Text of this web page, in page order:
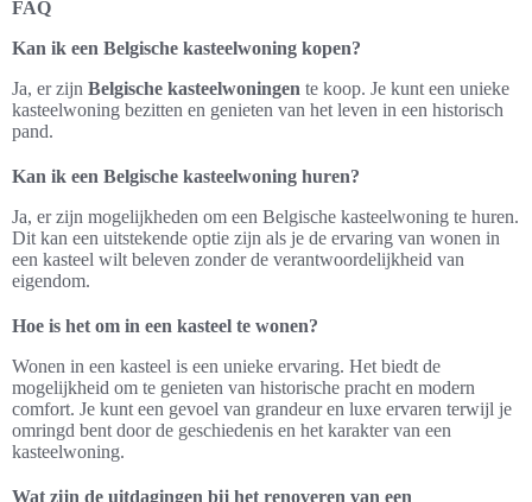
FAQ
Kan ik een Belgische kasteelwoning kopen?
Ja, er zijn Belgische kasteelwoningen te koop. Je kunt een unieke
kasteelwoning bezitten en genieten van het leven in een historisch
pand.
Kan ik een Belgische kasteelwoning huren?
Ja, er zijn mogelijkheden om een Belgische kasteelwoning te huren.
Dit kan een uitstekende optie zijn als je de ervaring van wonen in
een kasteel wilt beleven zonder de verantwoordelijkheid van
eigendom.
Hoe is het om in een kasteel te wonen?
Wonen in een kasteel is een unieke ervaring. Het biedt de
mogelijkheid om te genieten van historische pracht en modern
comfort. Je kunt een gevoel van grandeur en luxe ervaren terwijl je
omringd bent door de geschiedenis en het karakter van een
kasteelwoning.
Wat zijn de uitdagingen bij het renoveren van een